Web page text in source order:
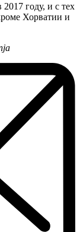
году, и с тех
Хорватии и